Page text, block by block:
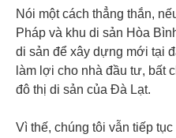
Nói một cách thẳng thắn,
Pháp và khu di sản Hòa
di sản để xây dựng mới tại
làm lợi cho nhà đầu tư, bất
đô thị di sản của Đà Lạt.
Vì thế, chúng tôi vẫn tiếp